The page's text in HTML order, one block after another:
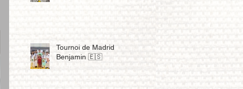
Tournoi de Madrid
Benjamin 🇪🇸